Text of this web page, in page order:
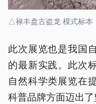
△禄丰盘古盗龙 模式标本
此次展览也是我国
的最新实践。此次
自然科学类展览在
科普品牌方面迈出了